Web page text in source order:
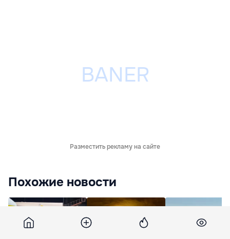
Разместить рекламу на сайте
Похожие новости